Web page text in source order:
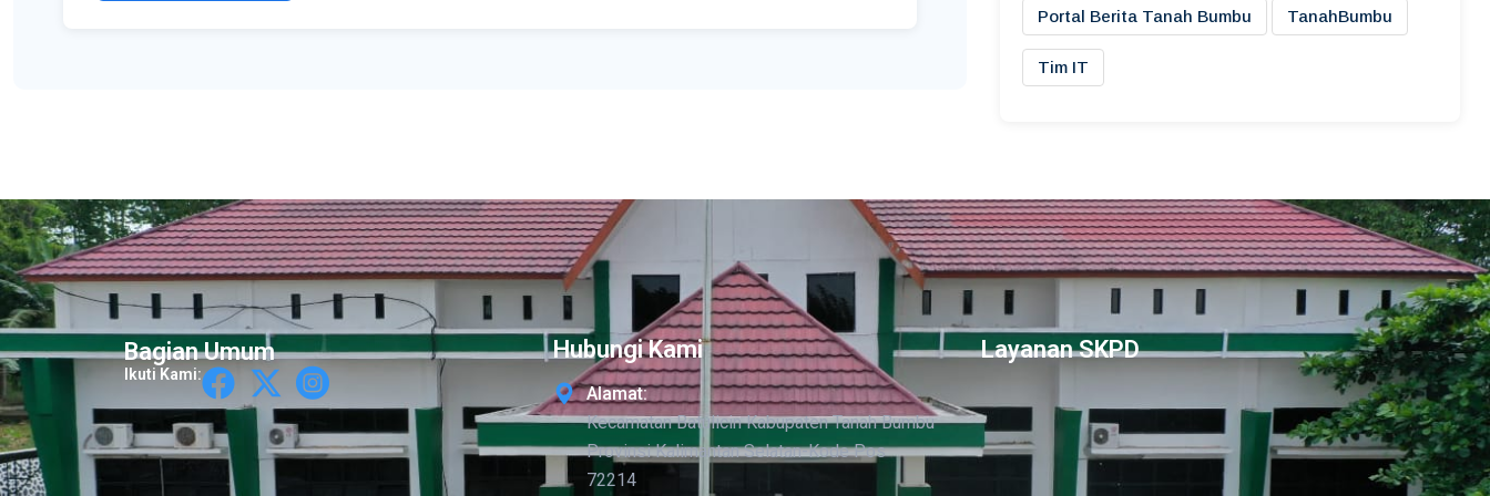
Portal Berita Tanah Bumbu TanahBumbu
Tim IT
Bagian Umum
Ikuti Kami:
Hubungi Kami
Alamat:
Kecamatan Batulicin Kabupaten Tanah Bumbu
Provinsi Kalimantan Selatan-Kode Pos
72214
Layanan SKPD